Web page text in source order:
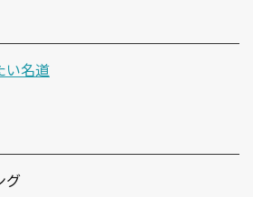
い名道
グ